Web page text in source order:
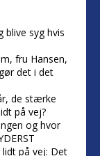
blive syg hvis
fru Hansen,
det i det
de stærke
på vej?
og hvor
på vej: Det